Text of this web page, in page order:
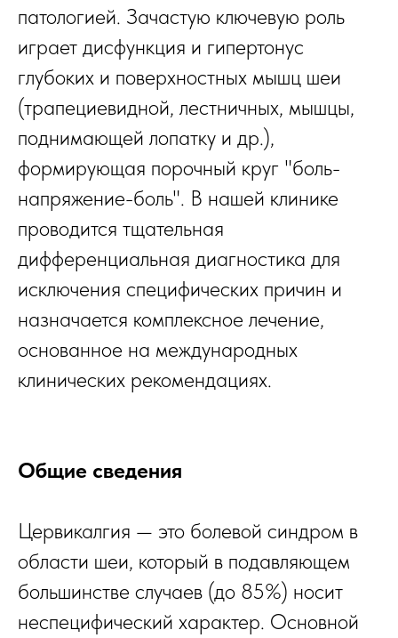
патологией. Зачастую ключевую роль
играет дисфункция и гипертонус
глубоких и поверхностных мышц шеи
(трапециевидной, лестничных, мышцы,
поднимающей лопатку и др.),
формирующая порочный круг "боль-
напряжение-боль". В нашей клинике
проводится тщательная
дифференциальная диагностика для
исключения специфических причин и
назначается комплексное лечение,
основанное на международных
клинических рекомендациях.
Общие сведения
Цервикалгия — это болевой синдром в
области шеи, который в подавляющем
большинстве случаев (до 85%) носит
неспецифический характер. Основной